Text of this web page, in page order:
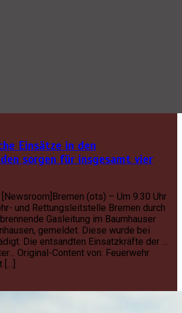
Einsätze in den
sorgen für insgesamt vier
(ots) – Um 9:30 Uhr
und Rettungsleitstelle Bremen durch
Gasleitung im Baumhauser
gemeldet. Diese wurde bei
Die entsandten Einsatzkräfte der …
Original-Content von: Feuerwehr